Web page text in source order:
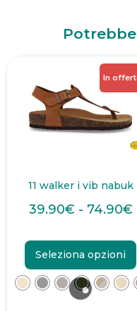
In
11 walker i vib nabuk
39.90€ - 74.90€
Seleziona opzioni